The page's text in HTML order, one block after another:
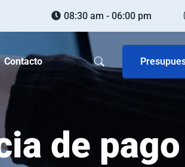
08:30 am - 06:00 pm
Contacto
de